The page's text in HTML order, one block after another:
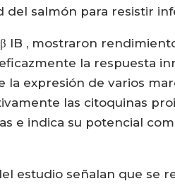
salmón para resistir
IB , mostraron
la respuesta
la expresión de varios
las citoquinas
e indica su potencial
estudio señalan que se